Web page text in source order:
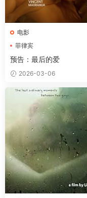
电影
菲律宾
预告：最后的爱
2026-03-06